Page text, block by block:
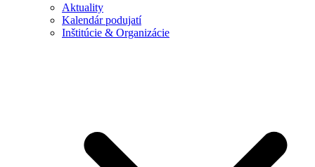
Aktuality
Kalendár podujatí
Inštitúcie & Organizácie